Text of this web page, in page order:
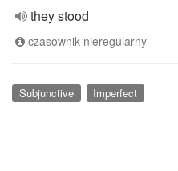
they stood
czasownik nieregularny
Subjunctive Imperfect